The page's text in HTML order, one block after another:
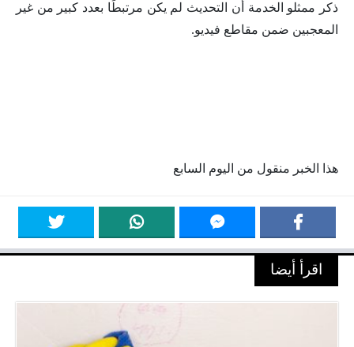
ذكر ممثلو الخدمة أن التحديث لم يكن مرتبطًا بعدد كبير من غير
المعجبين ضمن مقاطع فيديو.
هذا الخبر منقول من اليوم السابع
اقرأ أيضا